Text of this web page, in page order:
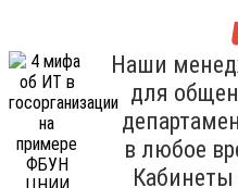
Наши
для
в любое
Кабинеты